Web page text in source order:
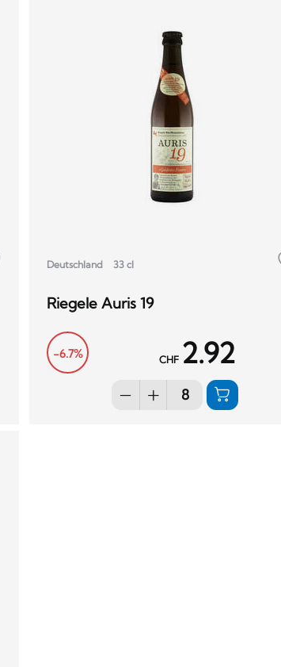
Deutschland 33 cl
Riegele Auris 19
-6.7% CHF 2.92